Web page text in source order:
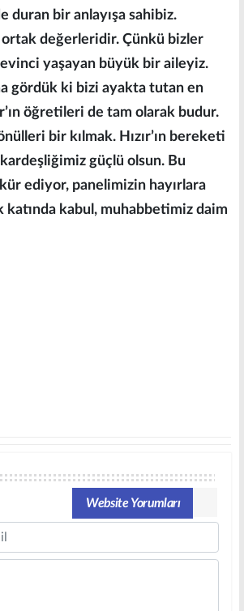
duran bir anlayışa sahibiz.
değerleridir. Çünkü bizler
sevinci yaşayan büyük bir aileyiz.
gördük ki bizi ayakta tutan en
öğretileri de tam olarak budur.
bir kılmak. Hızır’ın bereketi
güçlü olsun. Bu
ediyor, panelimizin hayırlara
katında kabul, muhabbetimiz daim
Website Yorumları